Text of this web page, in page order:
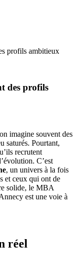
profils ambitieux
des profils
imagine souvent des
saturés. Pourtant,
recrutent
C’est
, un univers à la fois
et ceux qui ont de
solide, le MBA
est une voie à
réel